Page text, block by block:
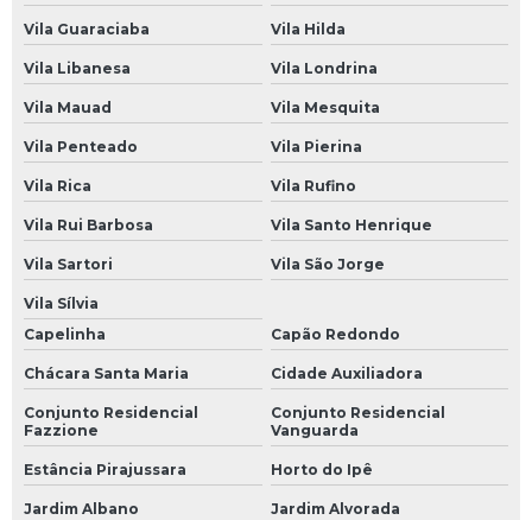
Oficina Mecânica Automotiva 24 Horas
Oficina Mecânica Câmbio Automático
Oficina Mecânica Carros
Oficina Mecânica Chevrolet
Oficina Mecânica de Ar Condicionado Automotivo
Oficina Mecânica de Automóveis
Oficina Mecânica de Carros
Oficina Mecânica de Motos
Oficina Mecânica Direção Hidráulica
Oficina Mecânica Elétrica
Oficina Mecânica Elétrica Carros
Vila Guaraciaba Vila Hilda
Vila Libanesa Vila Londrina
Vila Mauad Vila Mesquita
Vila Penteado Vila Pierina
Vila Rica Vila Rufino
Vila Rui Barbosa Vila Santo Henrique
Vila Sartori Vila São Jorge
Vila Sílvia
Capelinha
Capão Redondo
Chácara Santa Maria Cidade Auxiliadora
Conjunto Residencial
Fazzione
Conjunto Residencial
Vanguarda
Estância Pirajussara Horto do Ipê
Jardim Albano Jardim Alvorada